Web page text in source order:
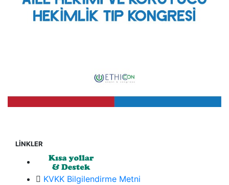
LİNKLER
KVKK Bilgilendirme Metni